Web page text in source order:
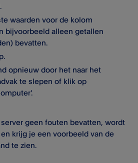
waarden voor de kolom
bijvoorbeeld alleen getallen
bevatten.
opnieuw door het naar het
te slepen of klik op
geen fouten bevatten, wordt
krijg je een voorbeeld van de
te zien.